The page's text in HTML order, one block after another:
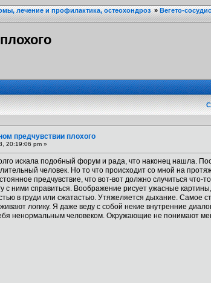
лечение и профилактика, остеохондроз»Вегето-
предчувствии плохого
20:19:06 pm »
искала подобный форум и рада, что наконец нашла.
человек. Но то что происходит со мной на
предчувствие, что вот-вот должно случиться
с ними справиться. Воображение рисует ужасные
в груди или сжатастью. Утяжеляется дыхание. Самое
логику. Я даже веду с собой некие внутренние
ненормальным человеком. Окружающие не понимают